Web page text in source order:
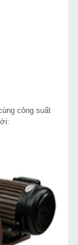
công suất